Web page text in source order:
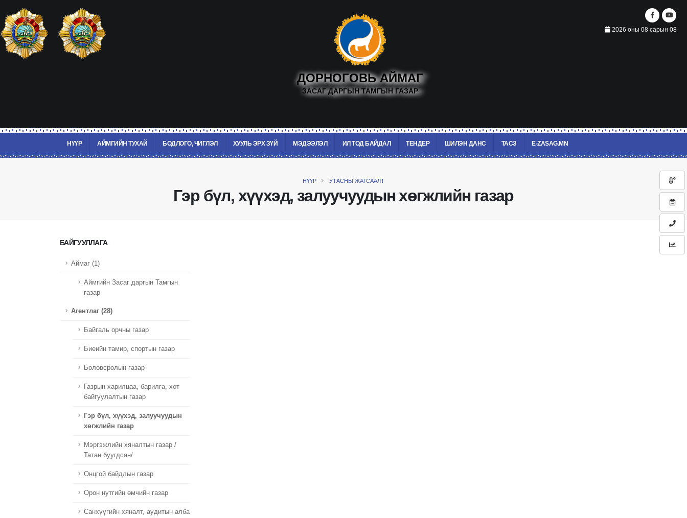
2026 оны 08 сарын 08
ДОРНОГОВЬ АЙМАГ
ЗАСАГ ДАРГЫН ТАМГЫН ГАЗАР
НҮҮР АЙМГИЙН ТУХАЙ БОДЛОГО, ЧИГЛЭЛ ХУУЛЬ ЭРХ ЗҮЙ МЭДЭЭЛЭЛ ИЛ ТОД БАЙДАЛ ТЕНДЕР ШИЛЭН ДАНС ТАСЗ E-ZASAG.MN
Гэр бүл, хүүхэд, залуучуудын хөгжлийн газар
НҮҮР УТАСНЫ ЖАГСААЛТ
БАЙГУУЛЛАГА
Аймаг (1)
Аймгийн Засаг даргын Тамгын
газар
Агентлаг (28)
Байгаль орчны газар
Биеийн тамир, спортын газар
Боловсролын газар
Газрын харилцаа, барилга, хот
байгуулалтын газар
Гэр бүл, хүүхэд, залуучуудын
хөгжлийн газар
Мэргэжлийн хяналтын газар /
Татан буугдсан/
Онцгой байдлын газар
Орон нутгийн өмчийн газар
Санхүүгийн хяналт, аудитын алба